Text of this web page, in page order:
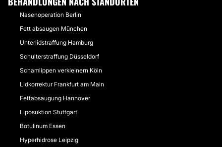
Nasenoperation Berlin
Fett absaugen München
Unterlidstraffung Hamburg
Schulterstraffung Düsseldorf
Schamlippen verkleinern Köln
Lidkorrektur Frankfurt am Main
Fettabsaugung Hannover
Liposuktion Stuttgart
Botulinum Essen
Hyperhidrose Leipzig